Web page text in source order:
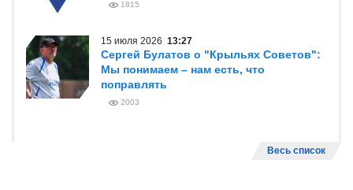
1815
15 июля 2026 13:27
Сергей Булатов о "Крыльях Советов":
Мы понимаем – нам есть, что
поправлять
2003
Весь список